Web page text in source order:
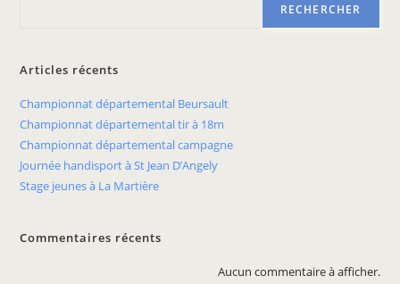
RECHERCHER
Articles récents
Championnat départemental Beursault
Championnat départemental tir à 18m
Championnat départemental campagne
Journée handisport à St Jean D’Angely
Stage jeunes à La Martière
Commentaires récents
Aucun commentaire à afficher.